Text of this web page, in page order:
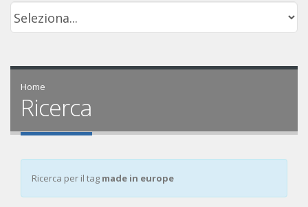
Home
Ricerca
Ricerca per il tag made in europe